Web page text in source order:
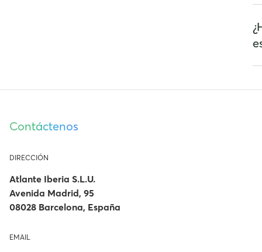
a
Contáctenos
DIRECCIÓN
Atlante Iberia S.L.U.
Avenida Madrid, 95
08028 Barcelona, España
EMAIL